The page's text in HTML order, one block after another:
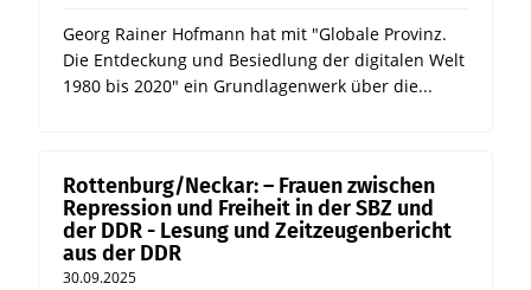
Georg Rainer Hofmann hat mit "Globale Provinz.
Die Entdeckung und Besiedlung der digitalen Welt
1980 bis 2020" ein Grundlagenwerk über die...
Rottenburg/Neckar: – Frauen zwischen
Repression und Freiheit in der SBZ und
der DDR - Lesung und Zeitzeugenbericht
aus der DDR
30.09.2025